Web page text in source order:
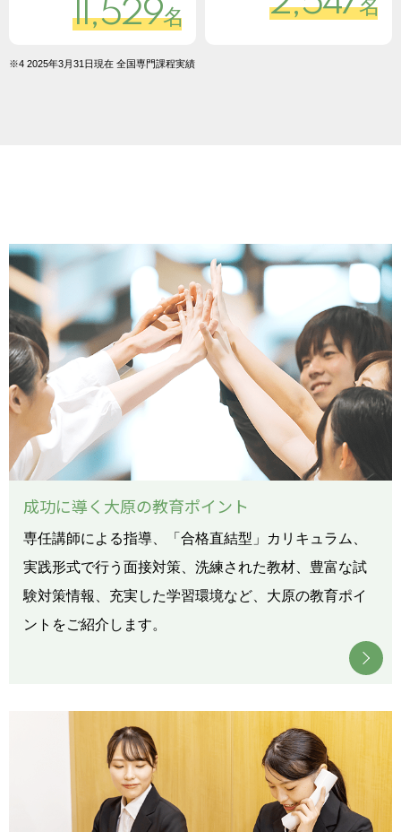
11,529名 名
※4 2025年3月31日現在 全国専門課程実績
成功に導く大原の教育ポイント
専任講師による指導、「合格直結型」カリキュラム、
実践形式で行う面接対策、洗練された教材、豊富な試
験対策情報、充実した学習環境など、大原の教育ポイ
ントをご紹介します。